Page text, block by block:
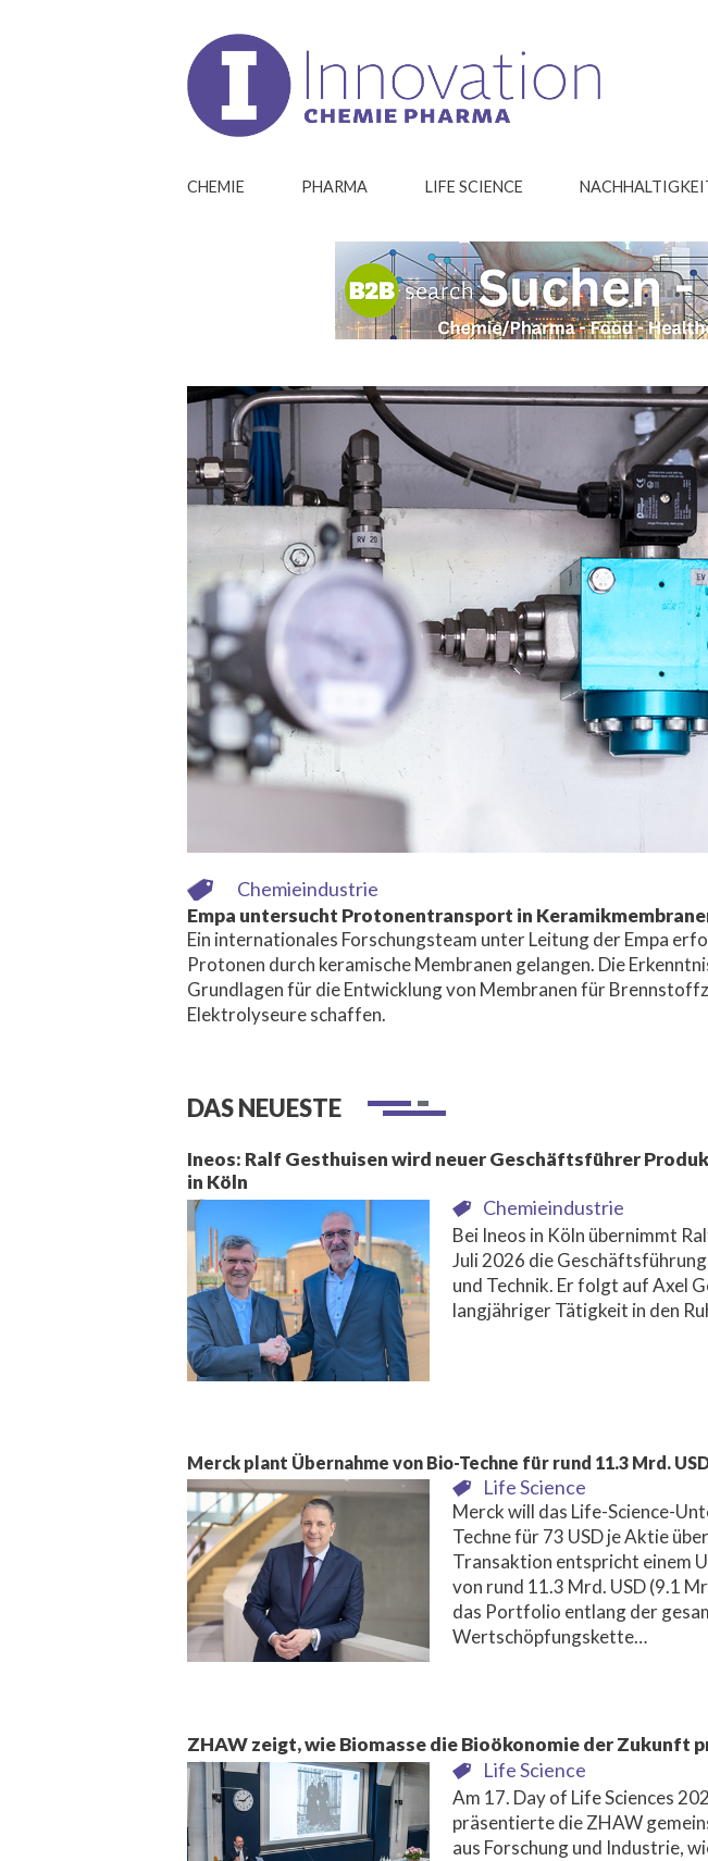
CHEMIE PHARMA LIFE SCIENCE
Chemieindustrie
Empa untersucht Protonentransport in
Ein internationales Forschungsteam unter Leitung der Empa
Protonen durch keramische Membranen gelangen. Die
Grundlagen für die Entwicklung von Membranen für
Elektrolyseure schaffen.
DAS NEUESTE
Ineos: Ralf Gesthuisen wird neuer Geschäftsführer
in Köln
Chemieindustrie
Bei Ineos in Köln übernimmt
Juli 2026 die
und Technik. Er folgt auf Axel
langjähriger Tätigkeit in den
Merck plant Übernahme von Bio-Techne für rund 11.3 Mrd.
Life Science
Merck will das Life-Science-
Techne für 73 USD je Aktie
Transaktion entspricht einem
von rund 11.3 Mrd. USD (9.1
das Portfolio entlang der
Wertschöpfungskette…
ZHAW zeigt, wie Biomasse die Bioökonomie der Zukunft
Life Science
Am 17. Day of Life Sciences
präsentierte die ZHAW
aus Forschung und Industrie,